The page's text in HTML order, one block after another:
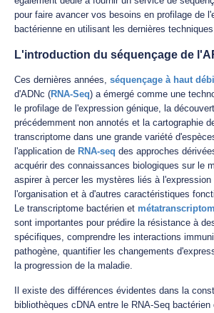
pour faire avancer vos besoins en profilage de
bactérienne en utilisant les dernières
L'introduction du séquençage de
Ces dernières années, séquençage à haut
d'ADNc (RNA-Seq) a émergé comme une
le profilage de l'expression génique, la
précédemment non annotés et la cartographie
transcriptome dans une grande variété
l'application de RNA-seq des approches
acquérir des connaissances biologiques sur le
aspirer à percer les mystères liés à l'expression
l'organisation et à d'autres caractéristiques
Le transcriptome bactérien et
sont importantes pour prédire la résistance à
spécifiques, comprendre les interactions
pathogène, quantifier les changements
la progression de la maladie.
Il existe des différences évidentes dans la
bibliothèques cDNA entre le RNA-Seq